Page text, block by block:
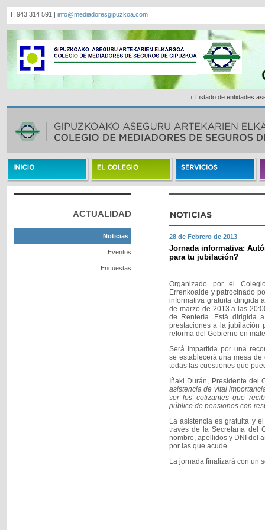
T: 943 314 591 | info@mediadoresgipuzkoa.com
Listado de entidades
ACTUALIDAD
Noticias
Eventos
Encuestas
28 de Febrero de 2013
Jornada informativa:
para tu jubilación?
Organizado por el
Errenkoalde y patrocinado
informativa gratuita dirigida
de marzo de 2013 a las
de Rentería. Está dirigida
prestaciones a la jubilación
reforma del Gobierno en
Será impartida por una
se establecerá una mesa
todas las cuestiones que
Iñaki Durán, Presidente del
asistencia de vital
ser los cotizantes que
público de pensiones con
La asistencia es gratuita y
través de la Secretaría del
nombre, apellidos y DNI del
por las que acude.
La jornada finalizará con un